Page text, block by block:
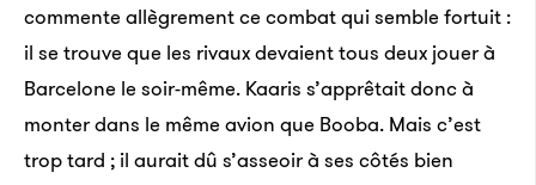
commente allègrement ce combat qui semble fortuit :
il se trouve que les rivaux devaient tous deux jouer à
Barcelone le soir-même. Kaaris s’apprêtait donc à
monter dans le même avion que Booba. Mais c’est
trop tard ; il aurait dû s’asseoir à ses côtés bien